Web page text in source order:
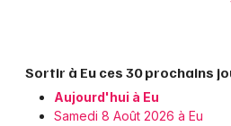
Sortir à Eu ces 30 prochains
Aujourd'hui à Eu
Samedi 8 Août 2026 à Eu